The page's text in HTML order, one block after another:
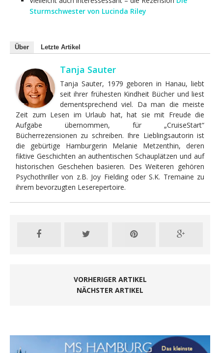
Sturmschwester von Lucinda Riley
Über Letzte Artikel
Tanja Sauter
Tanja Sauter, 1979 geboren in Hanau, liebt
seit ihrer frühesten Kindheit Bücher und liest
dementsprechend viel. Da man die meiste
Zeit zum Lesen im Urlaub hat, hat sie mit Freude die
Aufgabe übernommen, für „CruiseStart“
Bücherrezensionen zu schreiben. Ihre Lieblingsautorin ist
die gebürtige Hamburgerin Melanie Metzenthin, deren
fiktive Geschichten an authentischen Schauplätzen und auf
historischen Geschehen basieren. Des Weiteren gehören
Psychothriller von z.B. Joy Fielding oder S.K. Tremaine zu
ihrem bevorzugten Leserepertoire.
VORHERIGER ARTIKEL
NÄCHSTER ARTIKEL